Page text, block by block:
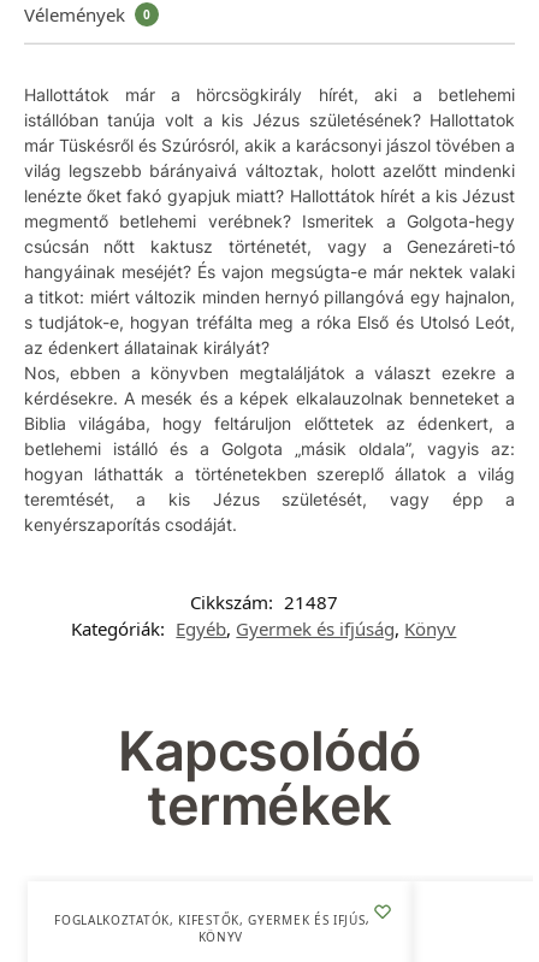
Vélemények 0
Hallottátok már a hörcsögkirály hírét, aki a betlehemi
istállóban tanúja volt a kis Jézus születésének? Hallottatok
már Tüskésről és Szúrósról, akik a karácsonyi jászol tövében a
világ legszebb bárányaivá változtak, holott azelőtt mindenki
lenézte őket fakó gyapjuk miatt? Hallottátok hírét a kis Jézust
megmentő betlehemi verébnek? Ismeritek a Golgota-hegy
csúcsán nőtt kaktusz történetét, vagy a Genezáreti-tó
hangyáinak meséjét? És vajon megsúgta-e már nektek valaki
a titkot: miért változik minden hernyó pillangóvá egy hajnalon,
s tudjátok-e, hogyan tréfálta meg a róka Első és Utolsó Leót,
az édenkert állatainak királyát?
Nos, ebben a könyvben megtaláljátok a választ ezekre a
kérdésekre. A mesék és a képek elkalauzolnak benneteket a
Biblia világába, hogy feltáruljon előttetek az édenkert, a
betlehemi istálló és a Golgota „másik oldala”, vagyis az:
hogyan láthatták a történetekben szereplő állatok a világ
teremtését, a kis Jézus születését, vagy épp a
kenyérszaporítás csodáját.
Cikkszám: 21487
Kategóriák: Egyéb, Gyermek és ifjúság, Könyv
Kapcsolódó
termékek
FOGLALKOZTATÓK, KIFESTŐK,GYERMEK ÉS IFJÚSÁG,
KÖNYV